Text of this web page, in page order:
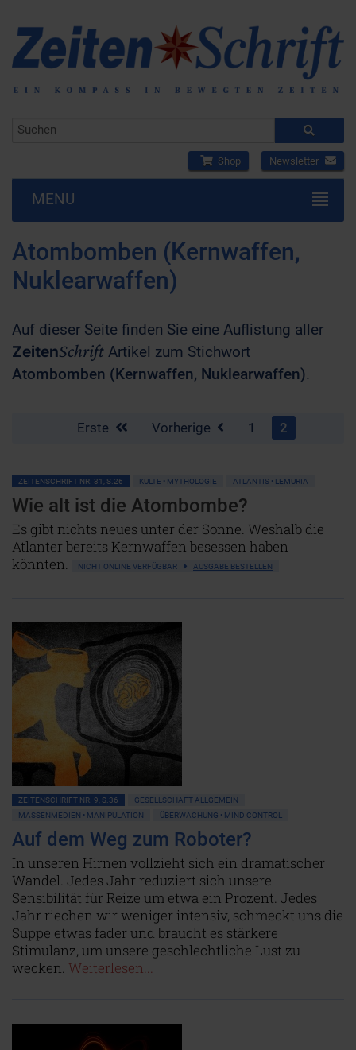
Shop Newsletter
MENU
Atombomben (Kernwaffen,
Nuklearwaffen)
Auf dieser Seite finden Sie eine Auflistung aller
ZeitenSchrift Artikel zum Stichwort
Atombomben (Kernwaffen, Nuklearwaffen).
Erste Vorherige 1 2
ZEITENSCHRIFT NR. 31, S.26 KULTE • MYTHOLOGIE ATLANTIS • LEMURIA
Wie alt ist die Atombombe?
Es gibt nichts neues unter der Sonne. Weshalb die
Atlanter bereits Kernwaffen besessen haben
könnten.
NICHT ONLINE VERFÜGBAR AUSGABE BESTELLEN
ZEITENSCHRIFT NR. 9, S.36
GESELLSCHAFT ALLGEMEIN
MASSENMEDIEN • MANIPULATION
ÜBERWACHUNG • MIND CONTROL
Auf dem Weg zum Roboter?
In unseren Hirnen vollzieht sich ein dramatischer
Wandel. Jedes Jahr reduziert sich unsere
Sensibilität für Reize um etwa ein Prozent. Jedes
Jahr riechen wir weniger intensiv, schmeckt uns die
Suppe etwas fader und braucht es stärkere
Stimulanz, um unsere geschlechtliche Lust zu
wecken. Weiterlesen...